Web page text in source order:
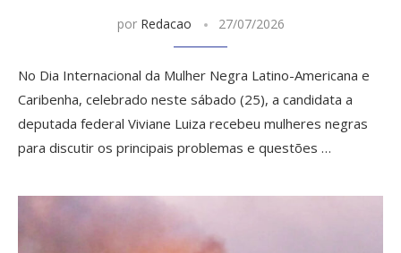
por Redacao 27/07/2026
No Dia Internacional da Mulher Negra Latino-Americana e
Caribenha, celebrado neste sábado (25), a candidata a
deputada federal Viviane Luiza recebeu mulheres negras
para discutir os principais problemas e questões …